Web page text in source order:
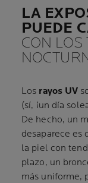
LA
PUEDE
CON LOS
Los rayos UV
(sí, ¡un día
De hecho, un
desaparece es
la piel con
plazo, un
más uniforme,